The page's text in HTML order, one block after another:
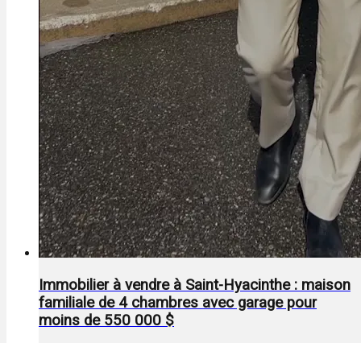
Immobilier à vendre à Saint-Hyacinthe : maison
familiale de 4 chambres avec garage pour
moins de 550 000 $